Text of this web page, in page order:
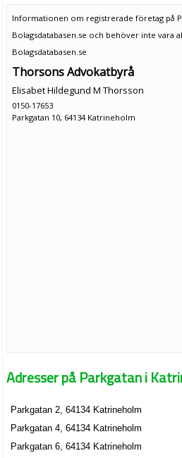
Informationen om registrerade företag på
Bolagsdatabasen.se och behöver inte vara
Bolagsdatabasen.se
Thorsons Advokatbyrå
Elisabet Hildegund M Thorsson
0150-17653
Parkgatan 10, 64134 Katrineholm
Adresser på Parkgatan i
Parkgatan 2, 64134 Katrineholm
Parkgatan 4, 64134 Katrineholm
Parkgatan 6, 64134 Katrineholm